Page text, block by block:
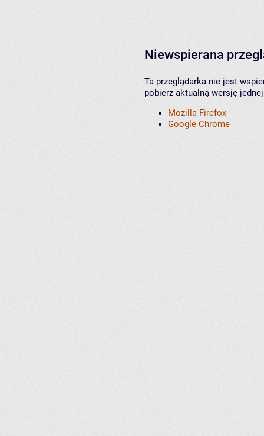
Niewspierana
Ta przeglądarka nie jest
pobierz aktualną wersję
Mozilla Firefox
Google Chrome